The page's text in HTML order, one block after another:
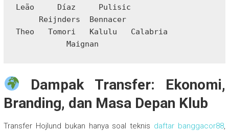
Leão     Díaz     Pulisic
     Reijnders  Bennacer
Theo   Tomori   Kalulu   Calabria
Dampak Transfer: Ekonomi,
Branding, dan Masa Depan Klub
Transfer Hojlund bukan hanya soal teknis daftar banggacor88